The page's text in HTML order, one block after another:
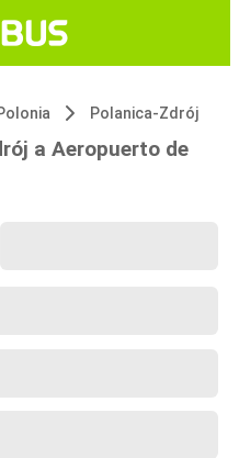
Polanica-Zdrój
a Aeropuerto de